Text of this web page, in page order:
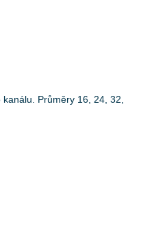
Průměry 16, 24, 32,